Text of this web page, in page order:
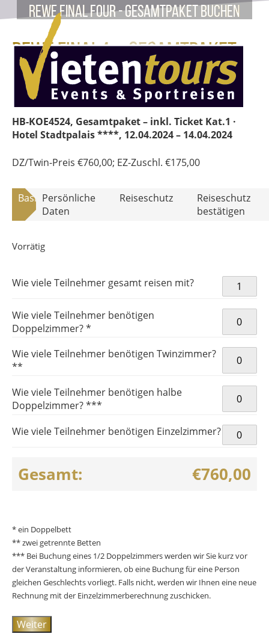
REWE Final Four - Gesamtpaket buchen
REWE Final4 – Gesamtpaket
HB-KOE4524
HB-KOE4524, Gesamtpaket – inkl. Ticket Kat.1 ·
Hotel Stadtpalais ****, 12.04.2024 – 14.04.2024
DZ/Twin-Preis €760,00; EZ-Zuschl. €175,00
BasisdatenPersönliche
Daten
Reiseschutz
Reiseschutz
bestätigen
Vorrätig
Wie viele Teilnehmer gesamt reisen mit?
REWE
HB-
Menge
Wie viele Teilnehmer benötigen
Doppelzimmer? *
Wie viele Teilnehmer benötigen Twinzimmer?
**
Wie viele Teilnehmer benötigen halbe
Doppelzimmer? ***
Wie viele Teilnehmer benötigen Einzelzimmer?
Gesamt: €760,00
* ein Doppelbett
** zwei getrennte Betten
*** Bei Buchung eines 1/2 Doppelzimmers werden wir Sie kurz vor
der Veranstaltung informieren, ob eine Buchung für eine Person
gleichen Geschlechts vorliegt. Falls nicht, werden wir Ihnen eine neue
Rechnung mit der Einzelzimmerberechnung zuschicken.
Weiter